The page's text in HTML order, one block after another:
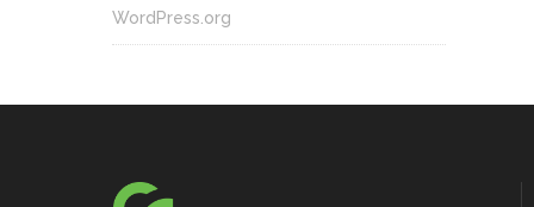
WordPress.org